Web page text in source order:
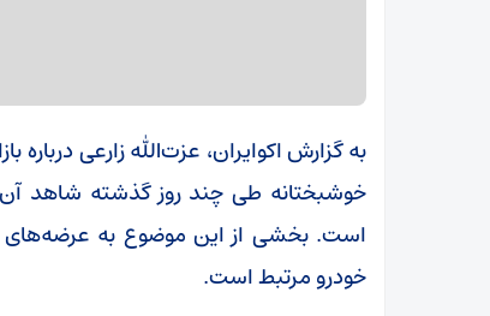
به گزارش اکوایران، عزت‌الله زارعی درباره
خوشبختانه طی چند روز گذشته شاهد
است. بخشی از این موضوع به عرضه‌های
خودرو مرتبط است.